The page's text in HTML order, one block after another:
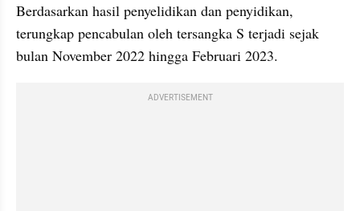
Berdasarkan hasil penyelidikan dan penyidikan,
terungkap pencabulan oleh tersangka S terjadi sejak
bulan November 2022 hingga Februari 2023.
ADVERTISEMENT